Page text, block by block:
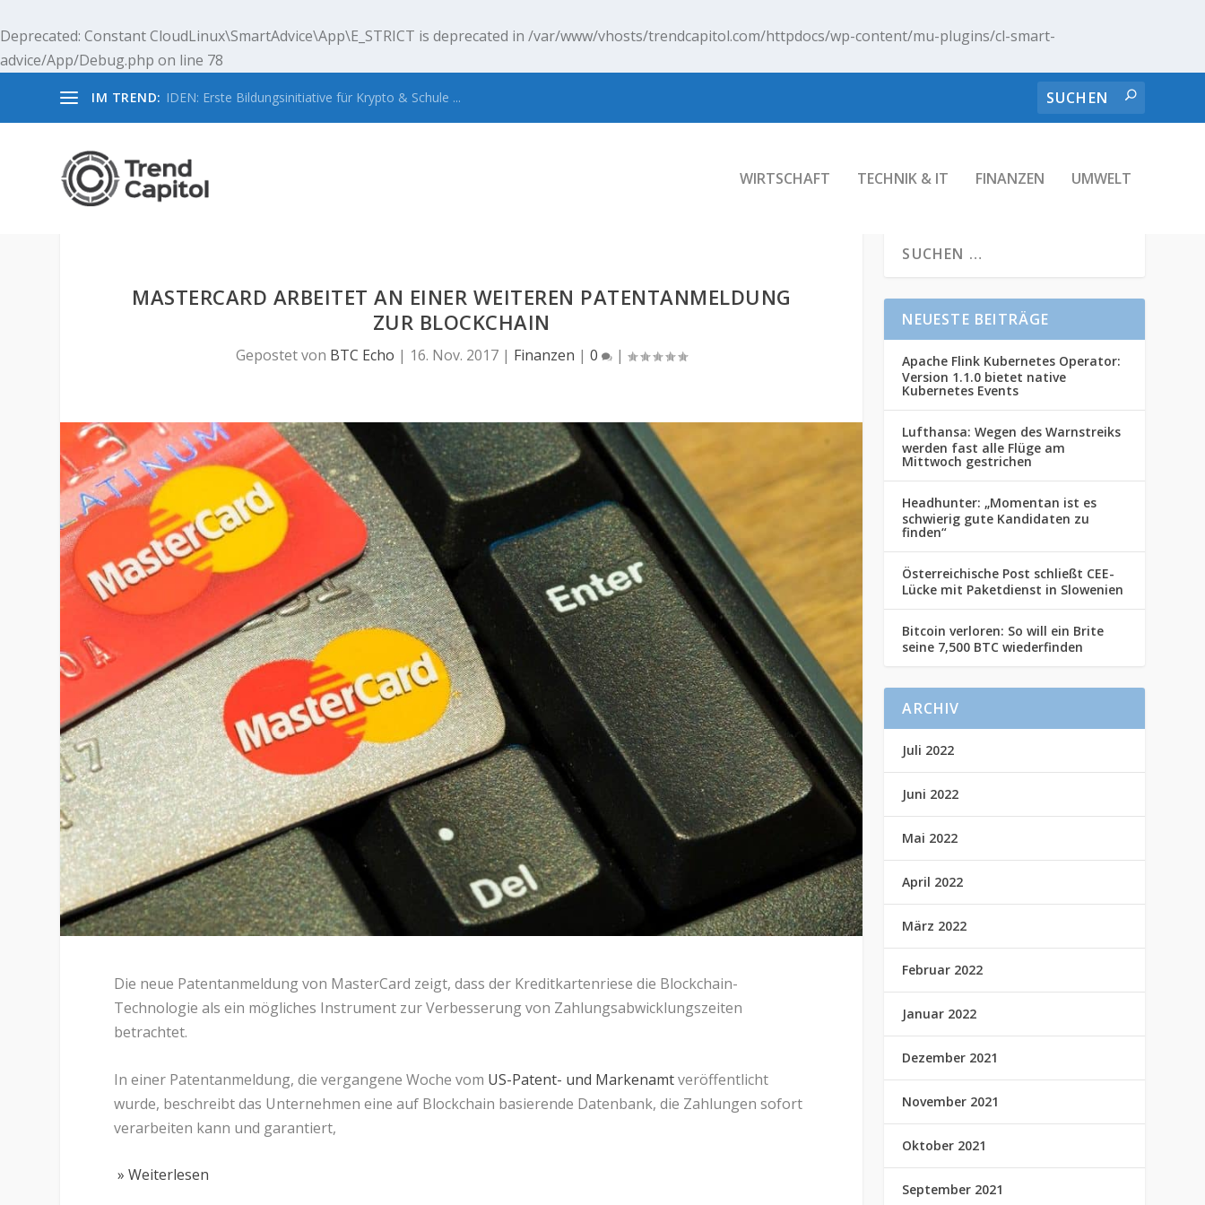
Deprecated: Constant CloudLinux\SmartAdvice\App\E_STRICT is deprecated in /var/www/vhosts/trendcapitol.com/httpdocs/wp-content/mu-plugins/cl-smart-
advice/App/Debug.php on line 78
IM TREND: IDEN: Erste Bildungsinitiative für Krypto & Schule ...
WIRTSCHAFT TECHNIK & IT FINANZEN UMWELT
MASTERCARD ARBEITET AN EINER WEITEREN PATENTANMELDUNG
ZUR BLOCKCHAIN
Gepostet von BTC Echo | 16. Nov. 2017 | Finanzen |0 |
Die neue Patentanmeldung von MasterCard zeigt, dass der Kreditkartenriese die Blockchain-
Technologie als ein mögliches Instrument zur Verbesserung von Zahlungsabwicklungszeiten
betrachtet.
In einer Patentanmeldung, die vergangene Woche vom US-Patent- und Markenamtveröffentlicht
wurde, beschreibt das Unternehmen eine auf Blockchain basierende Datenbank, die Zahlungen sofort
verarbeiten kann und garantiert,
» Weiterlesen
NEUESTE BEITRÄGE
Apache Flink Kubernetes Operator:
Version 1.1.0 bietet native
Kubernetes Events
Lufthansa: Wegen des Warnstreiks
werden fast alle Flüge am
Mittwoch gestrichen
Headhunter: „Momentan ist es
schwierig gute Kandidaten zu
finden“
Österreichische Post schließt CEE-
Lücke mit Paketdienst in Slowenien
Bitcoin verloren: So will ein Brite
seine 7,500 BTC wiederfinden
ARCHIV
Juli 2022
Juni 2022
Mai 2022
April 2022
März 2022
Februar 2022
Januar 2022
Dezember 2021
November 2021
Oktober 2021
September 2021